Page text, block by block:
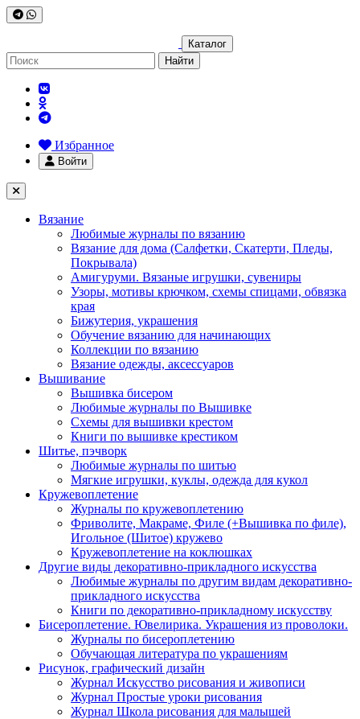
Каталог
Найти
Избранное
Войти
Вязание
Любимые журналы по вязанию
Вязание для дома (Салфетки, Скатерти, Пледы,
Покрывала)
Амигуруми. Вязаные игрушки, сувениры
Узоры, мотивы крючком, схемы спицами, обвязка
края
Бижутерия, украшения
Обучение вязанию для начинающих
Коллекции по вязанию
Вязание одежды, аксессуаров
Вышивание
Вышивка бисером
Любимые журналы по Вышивке
Схемы для вышивки крестом
Книги по вышивке крестиком
Шитье, пэчворк
Любимые журналы по шитью
Мягкие игрушки, куклы, одежда для кукол
Кружевоплетение
Журналы по кружевоплетению
Фриволите, Макраме, Филе (+Вышивка по филе),
Игольное (Шитое) кружево
Кружевоплетение на коклюшках
Другие виды декоративно-прикладного искусства
Любимые журналы по другим видам декоративно-
прикладного искусства
Книги по декоративно-прикладному искусству
Бисероплетение. Ювелирика. Украшения из проволоки.
Журналы по бисероплетению
Обучающая литература по украшениям
Рисунок, графический дизайн
Журнал Искусство рисования и живописи
Журнал Простые уроки рисования
Журнал Школа рисования для малышей